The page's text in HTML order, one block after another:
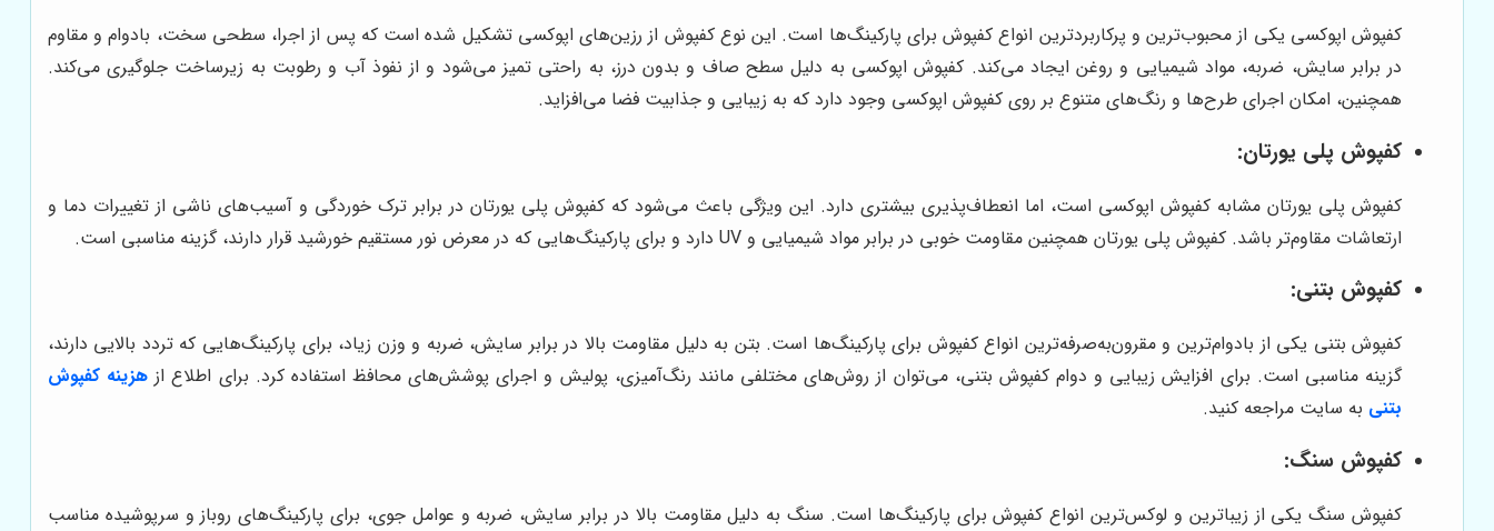
کفپوش اپوکسی یکی از محبوب‌ترین و پرکاربردترین انواع کفپوش برای پارکینگ‌ها است. این نوع کفپوش از رزین‌های اپوکسی تشکیل شده است که پس از اجرا، سطحی سخت، بادوام و مقاوم
در برابر سایش، ضربه، مواد شیمیایی و روغن ایجاد می‌کند. کفپوش اپوکسی به دلیل سطح صاف و بدون درز، به راحتی تمیز می‌شود و از نفوذ آب و رطوبت به زیرساخت جلوگیری می‌کند.
همچنین، امکان اجرای طرح‌ها و رنگ‌های متنوع بر روی کفپوش اپوکسی وجود دارد که به زیبایی و جذابیت فضا می‌افزاید.
کفپوش پلی یورتان:
کفپوش پلی یورتان مشابه کفپوش اپوکسی است، اما انعطاف‌پذیری بیشتری دارد. این ویژگی باعث می‌شود که کفپوش پلی یورتان در برابر ترک خوردگی و آسیب‌های ناشی از تغییرات دما و
ارتعاشات مقاوم‌تر باشد. کفپوش پلی یورتان همچنین مقاومت خوبی در برابر مواد شیمیایی و UV دارد و برای پارکینگ‌هایی که در معرض نور مستقیم خورشید قرار دارند، گزینه مناسبی است.
کفپوش بتنی:
کفپوش بتنی یکی از بادوام‌ترین و مقرون‌به‌صرفه‌ترین انواع کفپوش برای پارکینگ‌ها است. بتن به دلیل مقاومت بالا در برابر سایش، ضربه و وزن زیاد، برای پارکینگ‌هایی که تردد بالایی دارند،
گزینه مناسبی است. برای افزایش زیبایی و دوام کفپوش بتنی، می‌توان از روش‌های مختلفی مانند رنگ‌آمیزی، پولیش و اجرای پوشش‌های محافظ استفاده کرد. برای اطلاع از هزینه کفپوش
بتنی به سایت مراجعه کنید.
کفپوش سنگ:
کفپوش سنگ یکی از زیباترین و لوکس‌ترین انواع کفپوش برای پارکینگ‌ها است. سنگ به دلیل مقاومت بالا در برابر سایش، ضربه و عوامل جوی، برای پارکینگ‌های روباز و سرپوشیده مناسب